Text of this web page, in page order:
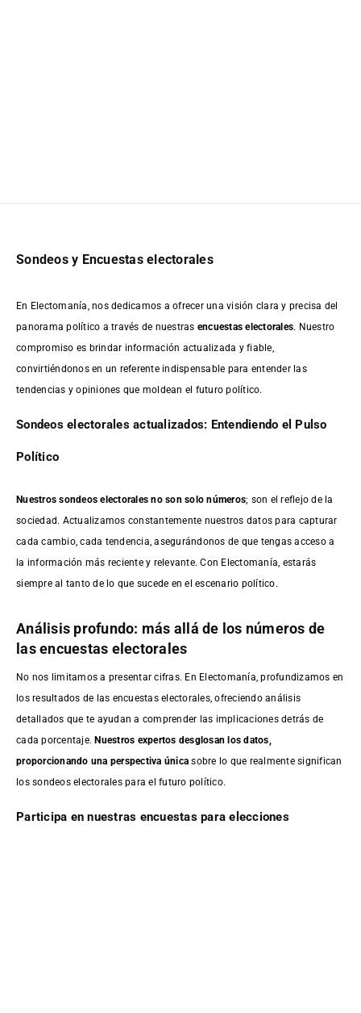
Sondeos y Encuestas electorales
En Electomanía, nos dedicamos a ofrecer una visión clara y precisa del
panorama político a través de nuestras encuestas electorales. Nuestro
compromiso es brindar información actualizada y fiable,
convirtiéndonos en un referente indispensable para entender las
tendencias y opiniones que moldean el futuro político.
Sondeos electorales actualizados: Entendiendo el Pulso
Político
Nuestros sondeos electorales no son solo números; son el reflejo de la
sociedad. Actualizamos constantemente nuestros datos para capturar
cada cambio, cada tendencia, asegurándonos de que tengas acceso a
la información más reciente y relevante. Con Electomanía, estarás
siempre al tanto de lo que sucede en el escenario político.
Análisis profundo: más allá de los números de
las encuestas electorales
No nos limitamos a presentar cifras. En Electomanía, profundizamos en
los resultados de las encuestas electorales, ofreciendo análisis
detallados que te ayudan a comprender las implicaciones detrás de
cada porcentaje.Nuestros expertos desglosan los datos,
proporcionando una perspectiva única sobre lo que realmente significan
los sondeos electorales para el futuro político.
Participa en nuestras encuestas para elecciones